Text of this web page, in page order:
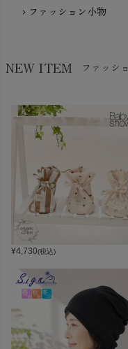
chevron_right ファッション小物
NEW ITEM ファッシ
¥4,730(税込)